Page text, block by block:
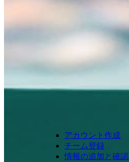
アカウント作成
チーム登録
情報の追加と確認